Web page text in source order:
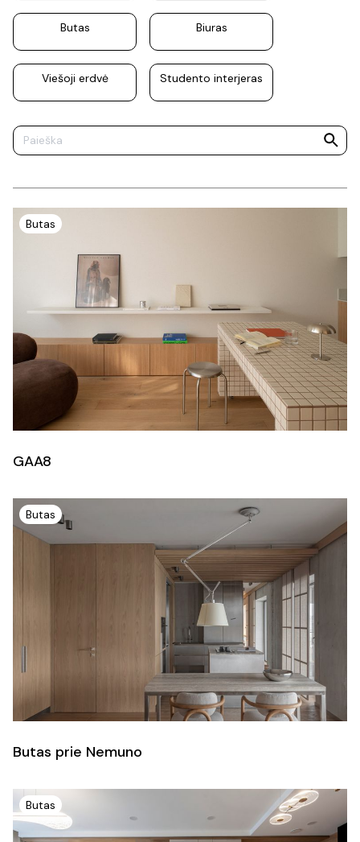
Butas Biuras
Viešoji erdvė Studento interjeras
Butas
GAA8
Butas
Butas prie Nemuno
Butas